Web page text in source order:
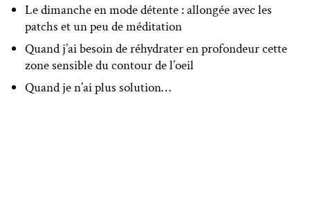
Le dimanche en mode détente : allongée avec les
patchs et un peu de méditation
Quand j’ai besoin de réhydrater en profondeur cette
zone sensible du contour de l’oeil
Quand je n’ai plus solution…